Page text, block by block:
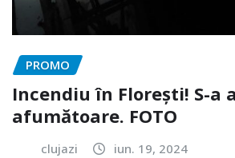
PROMO
Incendiu în Florești! S-a
afumătoare. FOTO
clujazi iun. 19, 2024